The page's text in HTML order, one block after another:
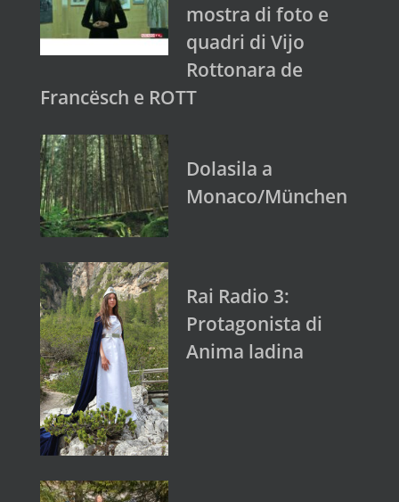
mostra di foto e
quadri di Vijo
Rottonara de
Francësch e ROTT
Dolasila a
Monaco/München
Rai Radio 3:
Protagonista di
Anima ladina